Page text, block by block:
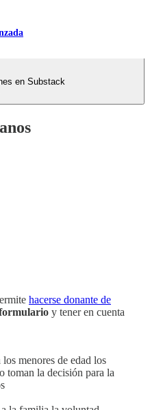
en Substack
hacerse donante de
y tener en cuenta
menores de edad los
toman la decisión para la